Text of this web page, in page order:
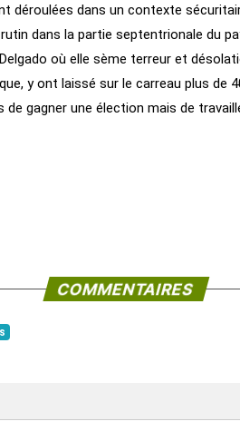
déroulées dans un contexte
dans la partie septentrionale du
où elle sème terreur et
y ont laissé sur le carreau plus de
de gagner une élection mais de
COMMENTAIRES